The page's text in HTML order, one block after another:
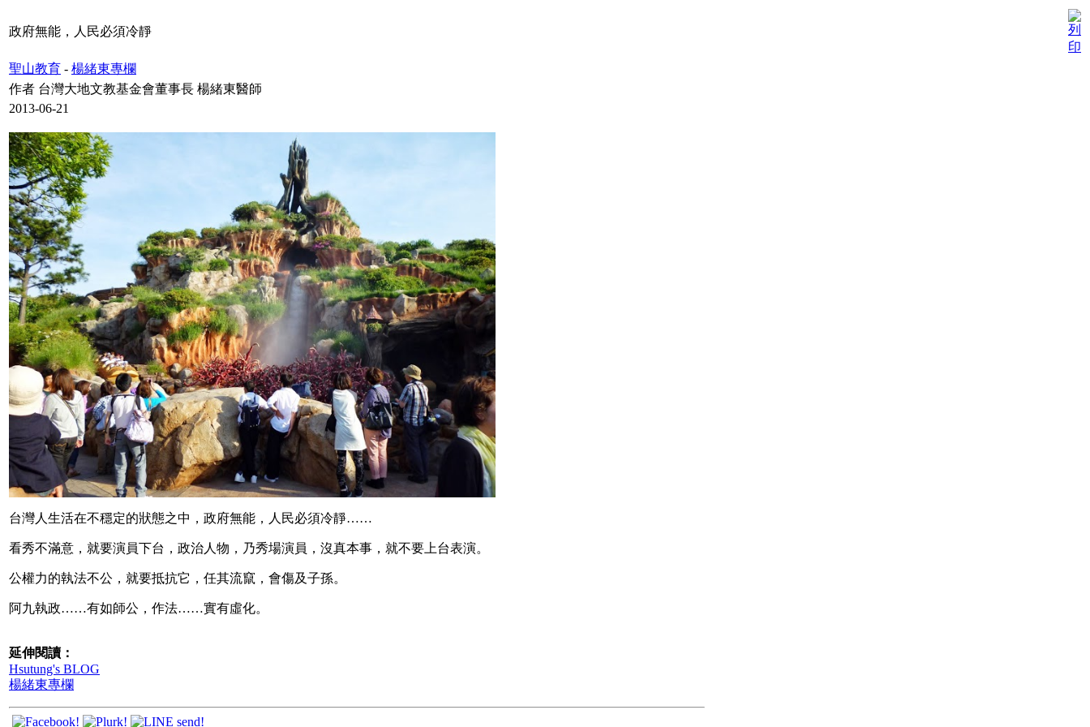
政府無能，人民必須冷靜
聖山教育 - 楊緒東專欄
作者 台灣大地文教基金會董事長 楊緒東醫師
2013-06-21
台灣人生活在不穩定的狀態之中，政府無能，人民必須冷靜……
看秀不滿意，就要演員下台，政治人物，乃秀場演員，沒真本事，就不要上台表演。
公權力的執法不公，就要抵抗它，任其流竄，會傷及子孫。
阿九執政……有如師公，作法……實有虛化。
延伸閱讀：
Hsutung's BLOG
楊緒東專欄